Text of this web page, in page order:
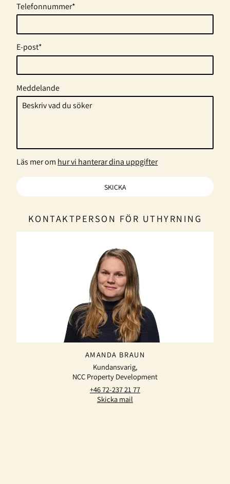
Telefonnummer*
E-post*
Meddelande
Läs mer om hur vi hanterar dina uppgifter
KONTAKTPERSON FÖR UTHYRNING
AMANDA BRAUN
Kundansvarig,
NCC Property Development
+46 72-237 21 77
Skicka mail